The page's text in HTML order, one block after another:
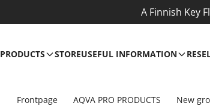
A Finnish Key
PRODUCTS STOREUSEFUL INFORMATION
Frontpage AQVA PRO PRODUCTS New